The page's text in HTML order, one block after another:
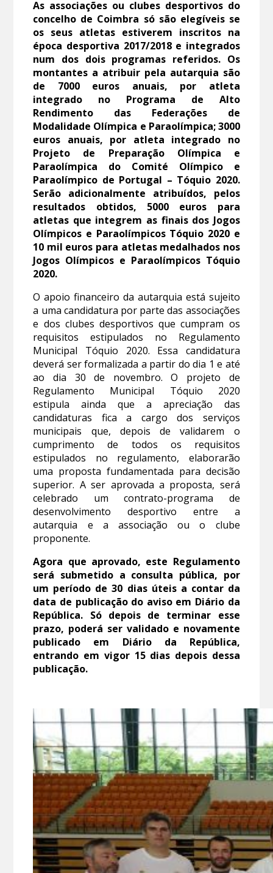
As associações ou clubes desportivos do
concelho de Coimbra só são elegíveis se
os seus atletas estiverem inscritos na
época desportiva 2017/2018 e integrados
num dos dois programas referidos. Os
montantes a atribuir pela autarquia são
de 7000 euros anuais, por atleta
integrado no Programa de Alto
Rendimento das Federações de
Modalidade Olímpica e Paraolímpica; 3000
euros anuais, por atleta integrado no
Projeto de Preparação Olímpica e
Paraolímpica do Comité Olímpico e
Paraolímpico de Portugal – Tóquio 2020.
Serão adicionalmente atribuídos, pelos
resultados obtidos, 5000 euros para
atletas que integrem as finais dos Jogos
Olímpicos e Paraolímpicos Tóquio 2020 e
10 mil euros para atletas medalhados nos
Jogos Olímpicos e Paraolímpicos Tóquio
2020.
O apoio financeiro da autarquia está sujeito
a uma candidatura por parte das associações
e dos clubes desportivos que cumpram os
requisitos estipulados no Regulamento
Municipal Tóquio 2020. Essa candidatura
deverá ser formalizada a partir do dia 1 e até
ao dia 30 de novembro. O projeto de
Regulamento Municipal Tóquio 2020
estipula ainda que a apreciação das
candidaturas fica a cargo dos serviços
municipais que, depois de validarem o
cumprimento de todos os requisitos
estipulados no regulamento, elaborarão
uma proposta fundamentada para decisão
superior. A ser aprovada a proposta, será
celebrado um contrato-programa de
desenvolvimento desportivo entre a
autarquia e a associação ou o clube
proponente.
Agora que aprovado, este Regulamento
será submetido a consulta pública, por
um período de 30 dias úteis a contar da
data de publicação do aviso em Diário da
República. Só depois de terminar esse
prazo, poderá ser validado e novamente
publicado em Diário da República,
entrando em vigor 15 dias depois dessa
publicação.